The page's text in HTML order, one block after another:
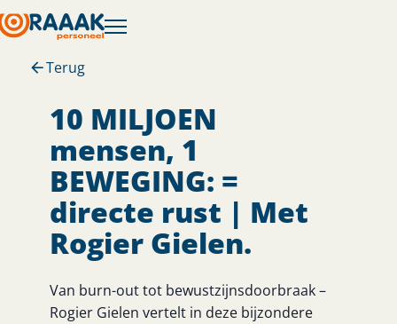
Terug
10 MILJOEN
mensen, 1
BEWEGING: =
directe rust | Met
Rogier Gielen.
Van burn-out tot bewustzijnsdoorbraak –
Rogier Gielen vertelt in deze bijzondere